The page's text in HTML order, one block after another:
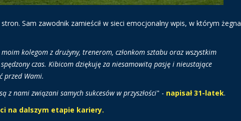
Sam zawodnik zamieścił w sieci emocjonalny wpis, w którym żegna
kolegom z drużyny, trenerom, członkom sztabu oraz wszystkim
czas. Kibicom dziękuję za niesamowitą pasję i nieustające
przed Wami.
z nami związani samych sukcesów w przyszłości" - napisał 31-latek.
na dalszym etapie kariery.